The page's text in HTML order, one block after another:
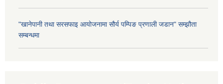
"खानेपानी तथा सरसफाइ आयोजनामा सौर्य पम्पिङ प्रणाली जडान" सम्झौता
सम्बन्धमा